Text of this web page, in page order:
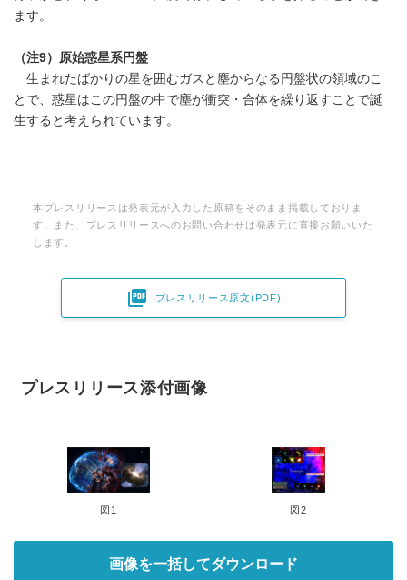
ます。
（注9）原始惑星系円盤
生まれたばかりの星を囲むガスと塵からなる円盤状の領域のこ
とで、惑星はこの円盤の中で塵が衝突・合体を繰り返すことで誕
生すると考えられています。
本プレスリリースは発表元が入力した原稿をそのまま掲載しておりま
す。また、プレスリリースへのお問い合わせは発表元に直接お願いいた
します。
 プレスリリース原文(PDF)
プレスリリース添付画像
図1 図2
画像を一括してダウンロード